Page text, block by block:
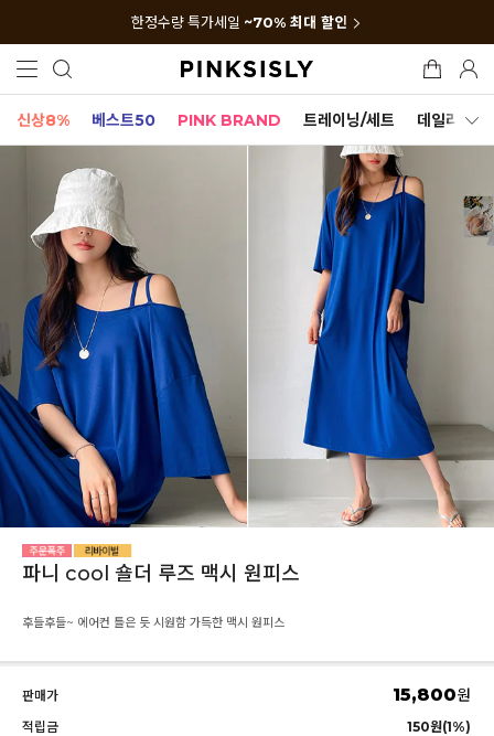
한정수량 특가세일 ~70% 최대 할인
신상8% 베스트50 PINK BRAND 트레이닝/세트 데일리세트
파니 cool 숄더 루즈 맥시 원피스
후들후들~ 에어컨 틀은 듯 시원함 가득한 맥시 원피스
판매가 15,800원
적립금
150원(1%)